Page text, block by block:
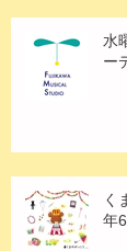
水
ー
く
年